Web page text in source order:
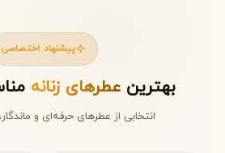
پیشنهاد اختصاصی
بهترین عطرهای زنانه
انتخابی از عطرهای حرفه‌ای و